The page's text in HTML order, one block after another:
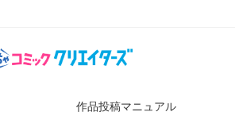
作品投稿マニュアル